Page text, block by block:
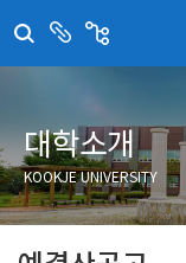
센
학술정보원
국제교류센터
평생교육원
포탈사이트
국제무인항공
대학소개
KOOKJE UNIVERSITY